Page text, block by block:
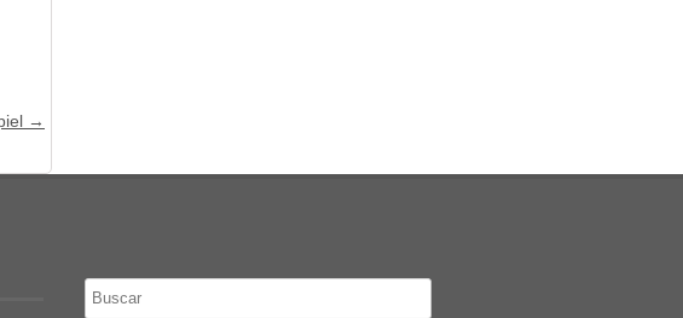
→
Buscar